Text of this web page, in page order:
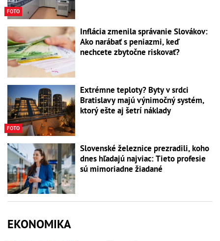
FOTO
Inflácia zmenila správanie Slovákov:
Ako narábať s peniazmi, keď
nechcete zbytočne riskovať?
FOTO
Extrémne teploty? Byty v srdci
Bratislavy majú výnimočný systém,
ktorý ešte aj šetrí náklady
Slovenské železnice prezradili, koho
dnes hľadajú najviac: Tieto profesie
sú mimoriadne žiadané
EKONOMIKA